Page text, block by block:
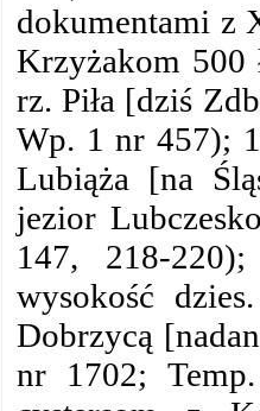
dokumentami z
Krzyżakom 500
rz. Piła [dziś
Wp. 1 nr 457);
Lubiąża [na
jezior
147, 218-
wysokość
Dobrzycą
nr 1702;